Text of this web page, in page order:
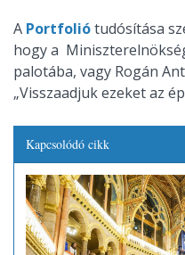
A Portfoliótudósítása
hogy a
palotába, vagy Rogán
„Visszaadjuk ezeket az
Kapcsolódó cikk